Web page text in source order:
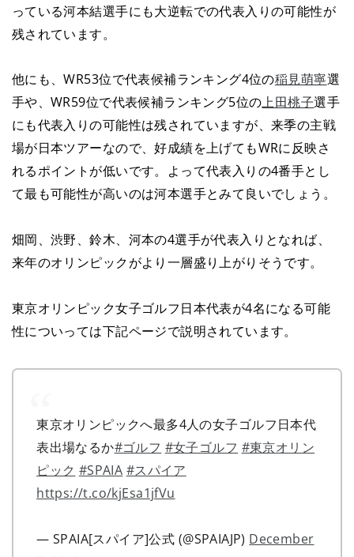
っている河本結選手にも大逆転での代表入りの可能性が
残されています。
他にも、WR53位で代表候補ランキング4位の稲見萌寧選
手や、WR59位で代表候補ランキング5位の上田桃子選手
にも代表入りの可能性は残されていますが、来季の主戦
場が日本ツアーなので、好成績を上げてもWRに反映さ
れるポイントが低いです。よって代表入りの4番手とし
て最も可能性が高いのは河本選手とみて良いでしょう。
畑岡、渋野、鈴木、河本の4選手が代表入りとなれば、
来年のオリンピックがより一層盛り上がりそうです。
東京オリンピック女子ゴルフ日本代表が4名になる可能
性についっては下記ページで説明されています。
東京オリンピックへ最多4人の女子ゴルフ日本代
表出場なるか#ゴルフ #女子ゴルフ #東京オリン
ピック #SPAIA #スパイア
https://t.co/kjEsa1jfVu
— SPAIA[スパイア]公式 (@SPAIAJP) December